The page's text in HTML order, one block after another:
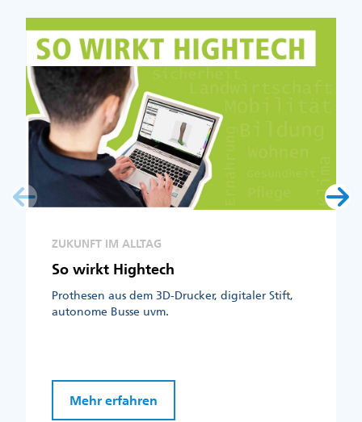
ZUKUNFT IM ALLTAG
So wirkt Hightech
Prothesen aus dem 3D-Drucker, digitaler Stift,
autonome Busse uvm.
Mehr erfahren